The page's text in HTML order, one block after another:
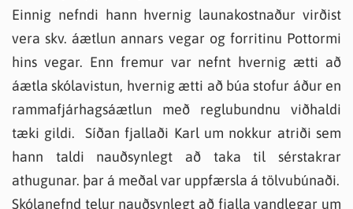
Einnig nefndi hann hvernig launakostnaður virðist
vera skv. áætlun annars vegar og forritinu Pottormi
hins vegar. Enn fremur var nefnt hvernig ætti að
áætla skólavistun, hvernig ætti að búa stofur áður en
rammafjárhagsáætlun með reglubundnu viðhaldi
tæki gildi. Síðan fjallaði Karl um nokkur atriði sem
hann taldi nauðsynlegt að taka til sérstakrar
athugunar. þar á meðal var uppfærsla á tölvubúnaði.
Skólanefnd telur nauðsynlegt að fjalla vandlegar um